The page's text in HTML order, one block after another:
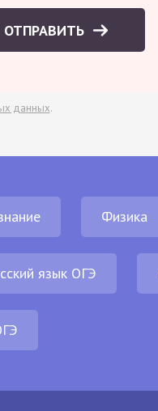
ОТПРАВИТЬ
данных.
Физика
язык ОГЭ